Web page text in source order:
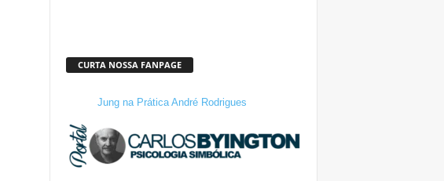
CURTA NOSSA FANPAGE
Jung na Prática André Rodrigues